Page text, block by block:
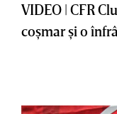
VIDEO | CFR
coşmar şi o